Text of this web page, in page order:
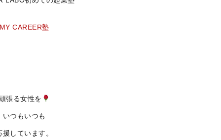
CAREER塾
張る女性を
いつもいつも
援しています。